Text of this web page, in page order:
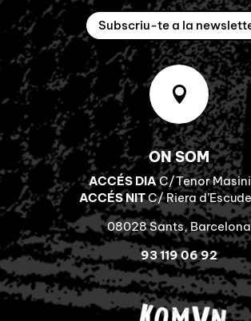
Subscriu-te a la

ON SOM
ACCÉS DIAC/Tenor
ACCÉS NITC/ Riera
08028 Sants, Barcelona
93 119 06 92